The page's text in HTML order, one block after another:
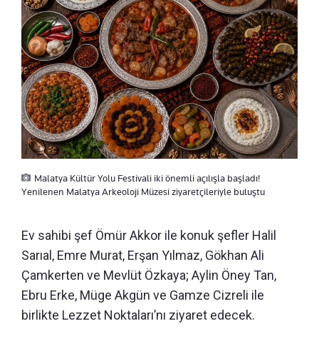
Malatya Kültür Yolu Festivali iki önemli açılışla başladı!
Yenilenen Malatya Arkeoloji Müzesi ziyaretçileriyle buluştu
Ev sahibi şef Ömür Akkor ile konuk şefler Halil
Sarıal, Emre Murat, Erşan Yılmaz, Gökhan Ali
Çamkerten ve Mevlüt Özkaya; Aylin Öney Tan,
Ebru Erke, Müge Akgün ve Gamze Cizreli ile
birlikte Lezzet Noktaları’nı ziyaret edecek.